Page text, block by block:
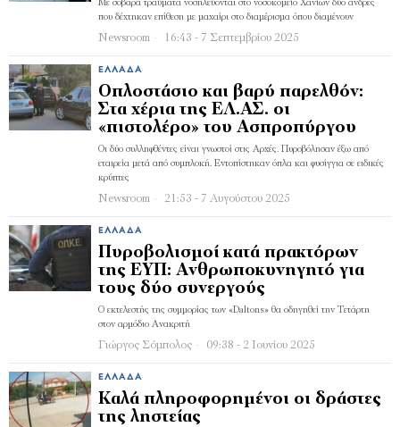
Με σοβαρά τραύματα νοσηλεύονται στο νοσοκομείο Χανίων δύο άνδρες
που δέχτηκαν επίθεση με μαχαίρι στο διαμέρισμα όπου διαμένουν
Newsroom 16:43 - 7 Σεπτεμβρίου 2025
ΕΛΛΆΔΑ
Οπλοστάσιο και βαρύ παρελθόν:
Στα χέρια της ΕΛ.ΑΣ. οι
«πιστολέρο» του Ασπροπύργου
Οι δύο συλληφθέντες είναι γνωστοί στις Αρχές. Πυροβόλησαν έξω από
εταιρεία μετά από συμπλοκή. Εντοπίστηκαν όπλα και φυσίγγια σε ειδικές
κρύπτες
Newsroom 21:53 - 7 Αυγούστου 2025
ΕΛΛΆΔΑ
Πυροβολισμοί κατά πρακτόρων
της ΕΥΠ: Ανθρωποκυνηγητό για
τους δύο συνεργούς
Ο εκτελεστής της συμμορίας των «Daltons» θα οδηγηθεί την Τετάρτη
στον αρμόδιο Ανακριτή
Γιώργος Σόμπολος 09:38 - 2 Ιουνίου 2025
ΕΛΛΆΔΑ
Καλά πληροφορημένοι οι δράστες
της ληστείας